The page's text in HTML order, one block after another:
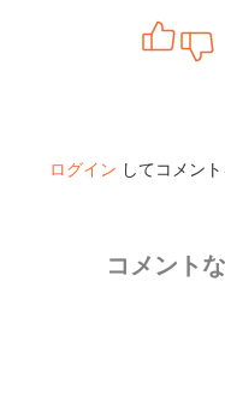
ログイン してコメン
コメント